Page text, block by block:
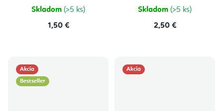
Skladom (>5 ks)
1,50 €
Skladom (>5 ks)
2,50 €
Akcia
Bestseller
Akcia